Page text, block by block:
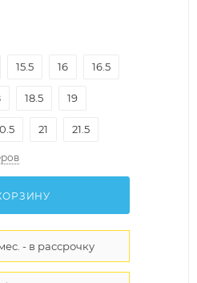
15.5 16 16.5
18.5 19
21 21.5